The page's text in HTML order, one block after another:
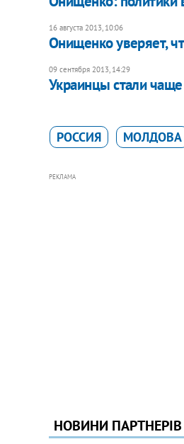
16 августа 2013, 10:06
Онищенко уверяет,
09 сентября 2013, 14:29
Украинцы стали чаще
РОССИЯ МОЛДОВА
РЕКЛАМА